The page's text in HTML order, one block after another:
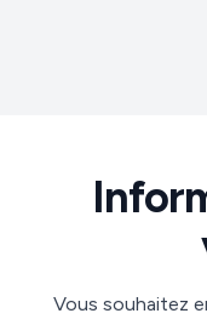
Vous souhaitez